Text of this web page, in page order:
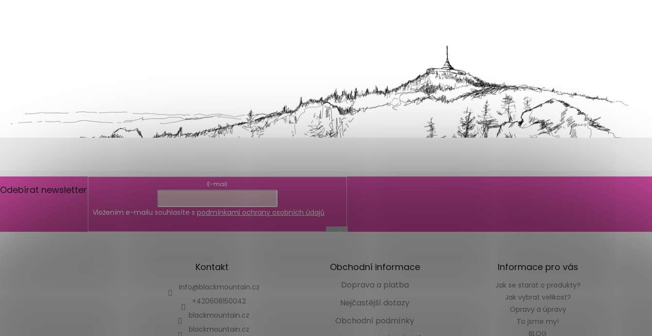
Odebírat newsletter E-mail
Vložením e-mailu souhlasíte s podmínkami ochrany osobních údajů
Kontakt
info@blackmountain.cz
+420608150042
blackmountain.cz
blackmountain.cz
Obchodní informace
Doprava a platba
Nejčastější dotazy
Obchodní podmínky
Informace pro vás
Jak se starat o produkty?
Jak vybrat velikost?
Opravy a úpravy
To jsme my!
BLOG